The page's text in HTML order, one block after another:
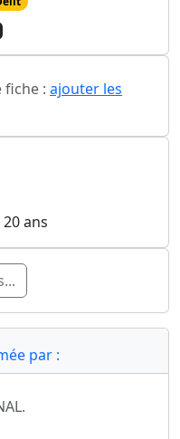
fiche : ajouter les
20 ans
par :